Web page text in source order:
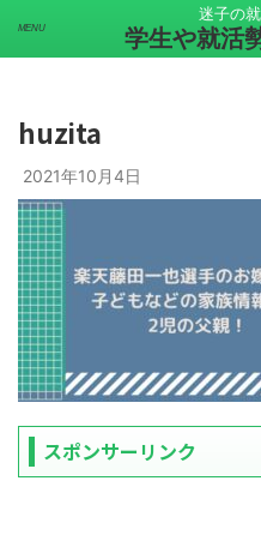
迷子の
学生や就活
huzita
2021年10月4日
スポンサーリンク